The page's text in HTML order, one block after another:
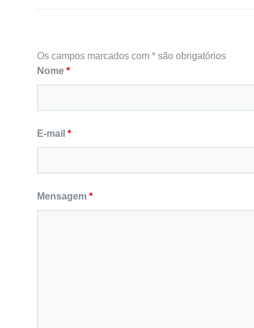
Os campos marcados com * são obrigatórios
Nome *
E-mail *
Mensagem *